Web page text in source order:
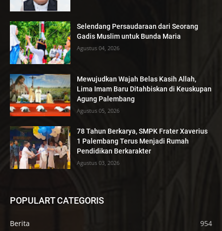
Selendang Persaudaraan dari Seorang
Gadis Muslim untuk Bunda Maria
Agustus 04, 2026
Mewujudkan Wajah Belas Kasih Allah,
Lima Imam Baru Ditahbiskan di Keuskupan
Agung Palembang
Agustus 05, 2026
78 Tahun Berkarya, SMPK Frater Xaverius
1 Palembang Terus Menjadi Rumah
Pendidikan Berkarakter
Agustus 03, 2026
POPULART CATEGORIS
Berita
954